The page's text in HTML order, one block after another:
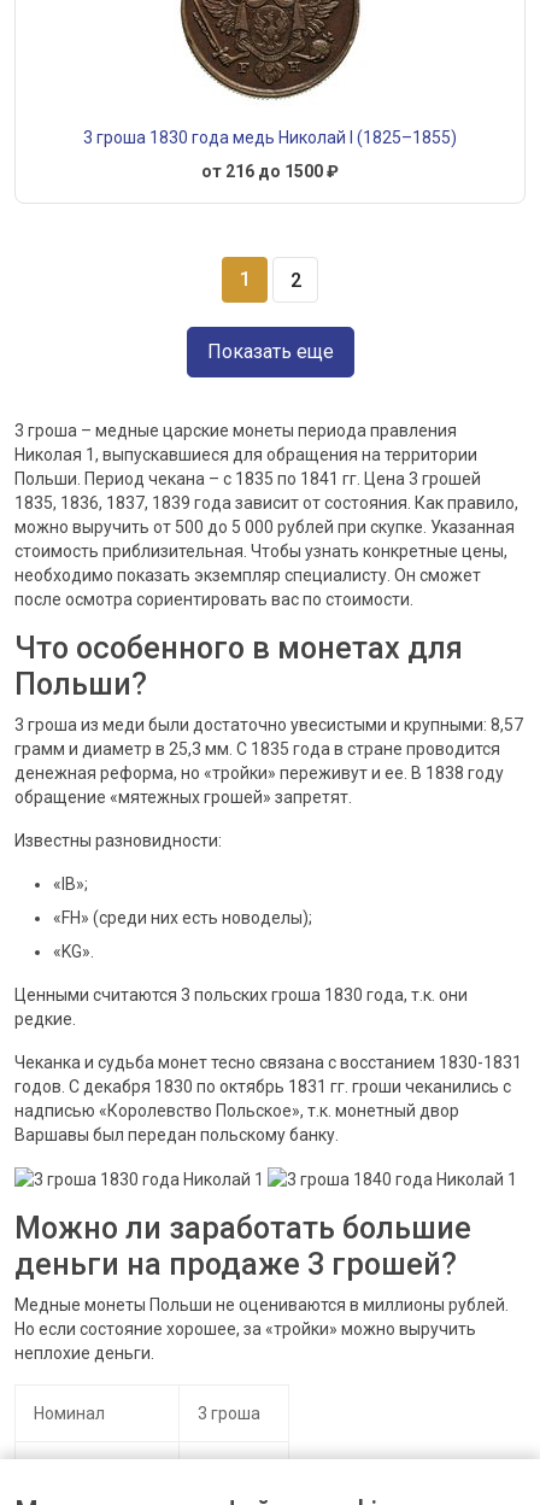
3 гроша 1830 года медь Николай I (1825–1855)
от 216 до 1500 ₽
1 2
Показать еще
3 гроша – медные царские монеты периода правления
Николая 1, выпускавшиеся для обращения на территории
Польши. Период чекана – с 1835 по 1841 гг. Цена 3 грошей
1835, 1836, 1837, 1839 года зависит от состояния. Как правило,
можно выручить от 500 до 5 000 рублей при скупке. Указанная
стоимость приблизительная. Чтобы узнать конкретные цены,
необходимо показать экземпляр специалисту. Он сможет
после осмотра сориентировать вас по стоимости.
Что особенного в монетах для
Польши?
3 гроша из меди были достаточно увесистыми и крупными: 8,57
грамм и диаметр в 25,3 мм. С 1835 года в стране проводится
денежная реформа, но «тройки» переживут и ее. В 1838 году
обращение «мятежных грошей» запретят.
Известны разновидности:
«IB»;
«FH» (среди них есть новоделы);
«KG».
Ценными считаются 3 польских гроша 1830 года, т.к. они
редкие.
Чеканка и судьба монет тесно связана с восстанием 1830-1831
годов. С декабря 1830 по октябрь 1831 гг. гроши чеканились с
надписью «Королевство Польское», т.к. монетный двор
Варшавы был передан польскому банку.
Можно ли заработать большие
деньги на продаже 3 грошей?
Медные монеты Польши не оцениваются в миллионы рублей.
Но если состояние хорошее, за «тройки» можно выручить
неплохие деньги.
Номинал 3 гроша